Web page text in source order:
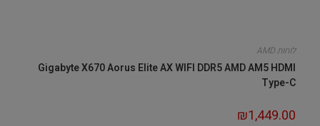
לוחות AMD
Gigabyte X670 Aorus Elite AX WIFI DDR5 AMD AM5 HDMI
Type-C
₪1,449.00